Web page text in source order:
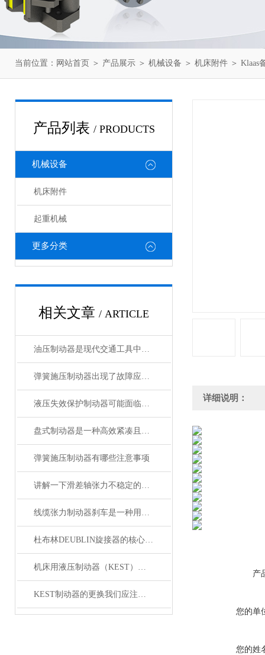
当前位置： 网站首页 ＞ 产品展示 ＞ 机械设备 ＞ 机床附件 ＞ Klaas
产品列表 / PRODUCTS
机械设备
机床附件
起重机械
更多分类
相关文章 / ARTICLE
油压制动器是现代交通工具中常见的制动系统
弹簧施压制动器出现了故障应该如何处理
液压失效保护制动器可能面临的处境
盘式制动器是一种高效紧凑且散热性能好的制动系统
弹簧施压制动器有哪些注意事项
讲解一下滑差轴张力不稳定的原因分析？
线缆张力制动器刹车是一种用于控制线缆张力的设备
杜布林DEUBLIN旋接器的核心在于转子与外壳之间的相对旋转
机床用液压制动器（KEST）技术科研项目
KEST制动器的更换我们应注意哪些？
详细说明：
产
您的单
您的姓